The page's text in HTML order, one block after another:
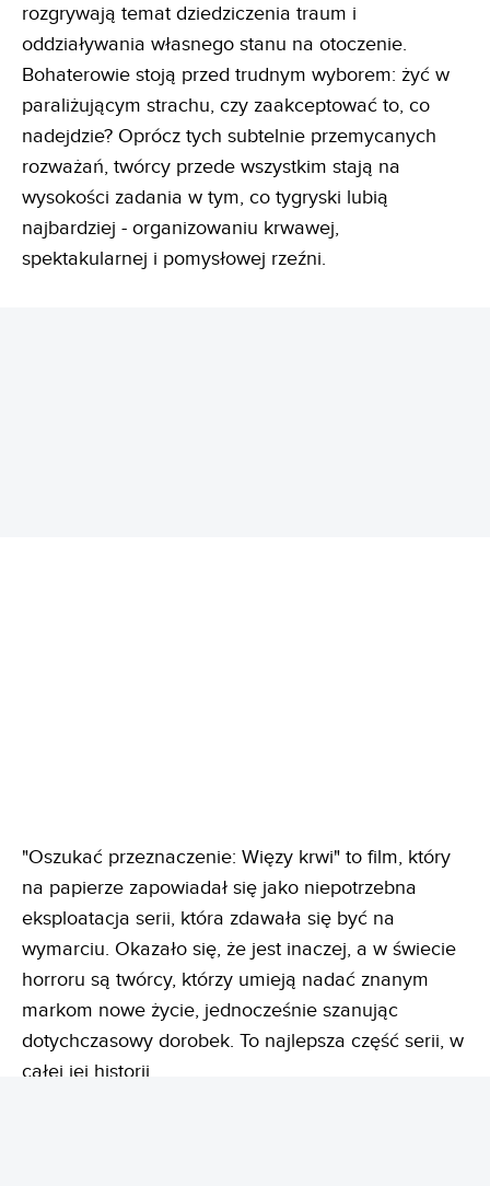
rozgrywają temat dziedziczenia traum i
oddziaływania własnego stanu na otoczenie.
Bohaterowie stoją przed trudnym wyborem: żyć w
paraliżującym strachu, czy zaakceptować to, co
nadejdzie? Oprócz tych subtelnie przemycanych
rozważań, twórcy przede wszystkim stają na
wysokości zadania w tym, co tygryski lubią
najbardziej - organizowaniu krwawej,
spektakularnej i pomysłowej rzeźni.
"Oszukać przeznaczenie: Więzy krwi" to film, który
na papierze zapowiadał się jako niepotrzebna
eksploatacja serii, która zdawała się być na
wymarciu. Okazało się, że jest inaczej, a w świecie
horroru są twórcy, którzy umieją nadać znanym
markom nowe życie, jednocześnie szanując
dotychczasowy dorobek. To najlepsza część serii, w
całej jej historii.